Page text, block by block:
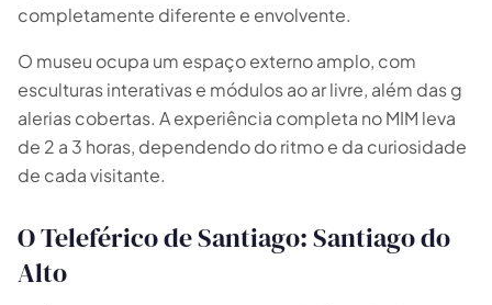
completamente diferente e envolvente.
O museu ocupa um espaço externo amplo, com
esculturas interativas e módulos ao ar livre, além das g
alerias cobertas. A experiência completa no MIM leva
de 2 a 3 horas, dependendo do ritmo e da curiosidade
de cada visitante.
O Teleférico de Santiago: Santiago do
Alto